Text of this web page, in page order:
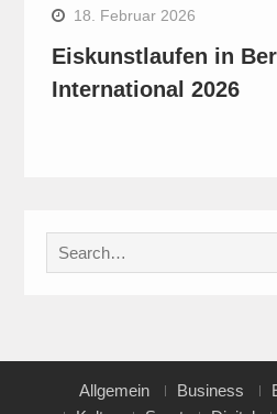
18. Februar 2026
Eiskunstlaufen in
International 2026
Search
for:
Allgemein Business